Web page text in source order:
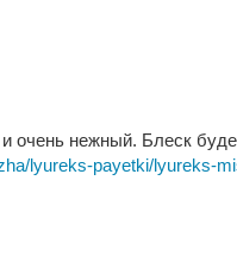
нежный. Блеск
lyureks-payetki/lyureks-